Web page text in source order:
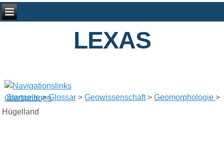
LEXAS
Startseite>Glossar >Geowissenschaft>Geomorphologie>
Hügelland